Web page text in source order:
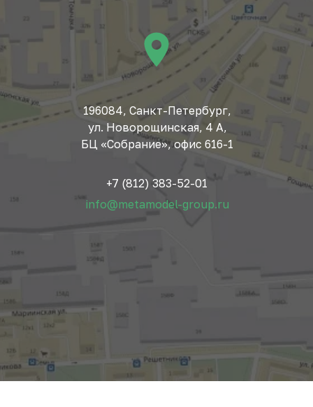
info@metamodel-group.ru
+7 (812) 383-52-01
196084, Санкт-Петербург,
ул. Новорощинская, 4 А,
БЦ «Собрание», офис 616-1